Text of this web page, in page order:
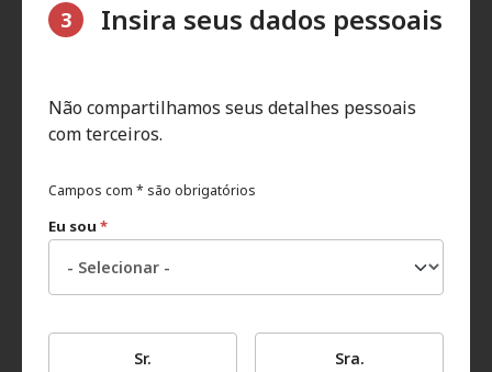
3 Insira seus dados pessoais
Não compartilhamos seus detalhes pessoais
com terceiros.
Campos com * são obrigatórios
Eu sou *
Sr. Sra.